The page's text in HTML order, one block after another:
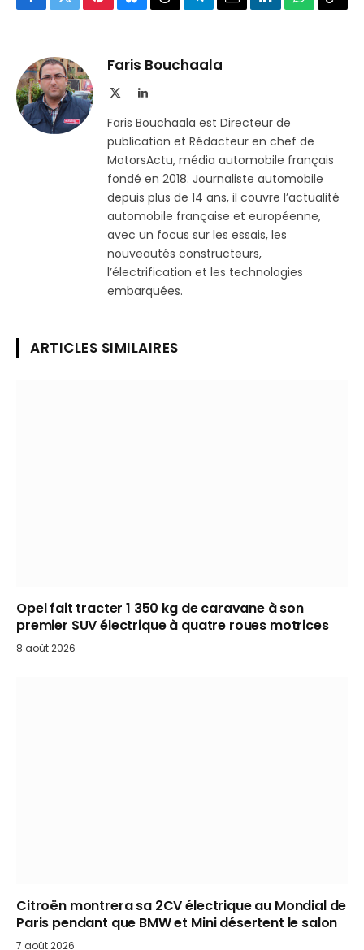
Facebook
TwitterPinterestBlueskyThreadsPartager
Telegram
EmailLinkedInWhatsApp
Faris Bouchaala
LinkedIn
Faris Bouchaala est Directeur de
publication et Rédacteur en chef de
MotorsActu, média automobile français
fondé en 2018. Journaliste automobile
depuis plus de 14 ans, il couvre l’actualité
automobile française et européenne,
avec un focus sur les essais, les
nouveautés constructeurs,
l’électrification et les technologies
embarquées.
ARTICLES SIMILAIRES
Opel fait tracter 1 350 kg de caravane à son
premier SUV électrique à quatre roues motrices
8 août 2026
Citroën montrera sa 2CV électrique au Mondial de
Paris pendant que BMW et Mini désertent le salon
7 août 2026